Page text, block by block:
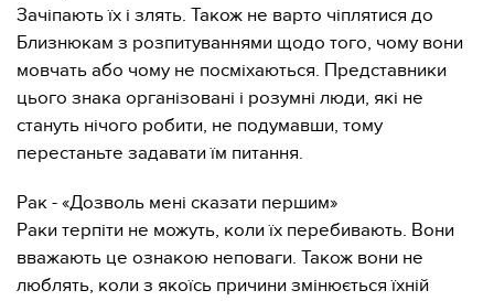
Зачіпають їх і злять. Також не варто чіплятися до
Близнюкам з розпитуваннями щодо того, чому вони
мовчать або чому не посміхаються. Представники
цього знака організовані і розумні люди, які не
стануть нічого робити, не подумавши, тому
перестаньте задавати їм питання.
Рак - «Дозволь мені сказати першим»
Раки терпіти не можуть, коли їх перебивають. Вони
вважають це ознакою неповаги. Також вони не
люблять, коли з якоїсь причини змінюється їхній